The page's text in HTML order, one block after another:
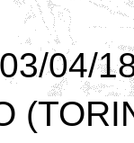
03/04/